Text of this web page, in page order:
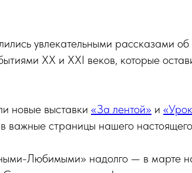
увлекательными рассказами
ХХ и XXI веков, которые
новые выставки «За лентой» и
важные страницы нашего
Любимыми» надолго — в марте